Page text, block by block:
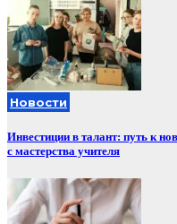
Новости
Инвестиции в талант: путь к
с мастерства учителя